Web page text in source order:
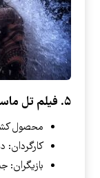
۵. فیلم تل ماسه (۲۰۲۱)
محصول
کارگردان:
بازیگران: